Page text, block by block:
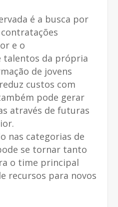
é a busca por
e o
talentos da própria
de jovens
custos com
pode gerar
através de futuras
nas categorias de
se tornar tanto
o time principal
recursos para novos